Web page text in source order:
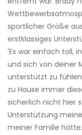
sportlicher Größe
erstklassiges
'Es war einfach toll,
und sich von deiner
unterstützt zu
zu Hause immer
sicherlich nicht hier
Unterstützung
meiner Familie